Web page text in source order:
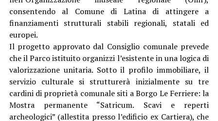
consentendo al Comune di Latina di attingere a
finanziamenti strutturali stabili regionali, statali ed
europei.
Il progetto approvato dal Consiglio comunale prevede
che il Parco istituito organizzi l’esistente in una logica di
valorizzazione unitaria. Sotto il profilo immobiliare, il
servizio culturale si strutturerà inizialmente su tre
cardini di proprietà comunale siti a Borgo Le Ferriere: la
Mostra permanente “Satricum. Scavi e reperti
archeologici” (allestita presso l’edificio ex Cartiera), che